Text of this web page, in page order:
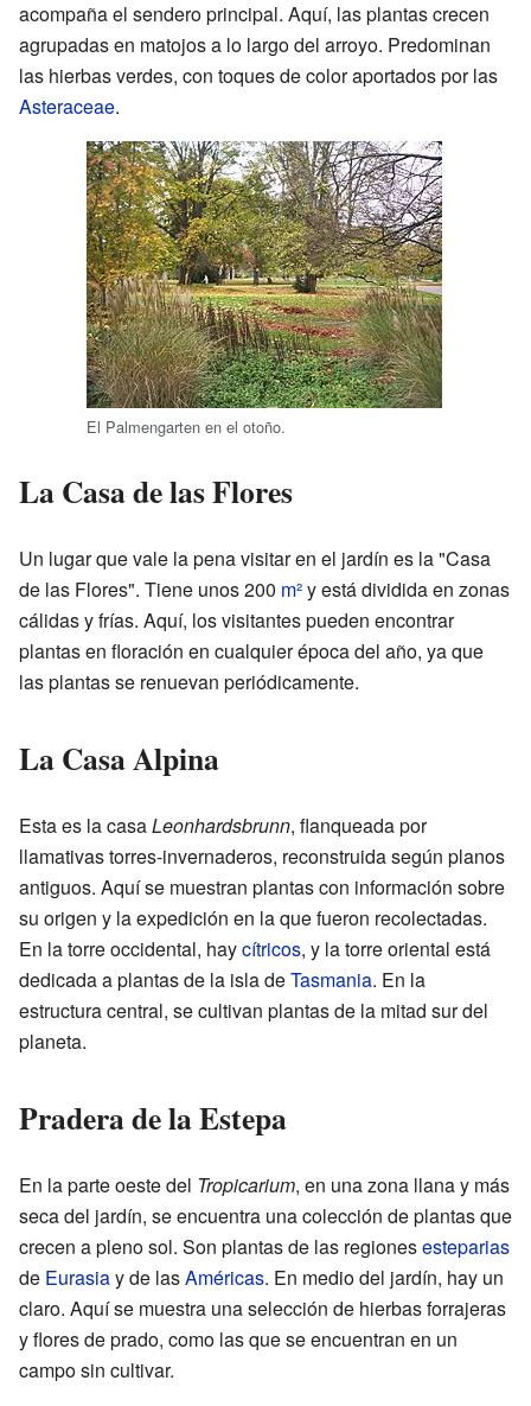
acompaña el sendero principal. Aquí, las plantas crecen
agrupadas en matojos a lo largo del arroyo. Predominan
las hierbas verdes, con toques de color aportados por las
Asteraceae.
El Palmengarten en el otoño.
La Casa de las Flores
Un lugar que vale la pena visitar en el jardín es la "Casa
de las Flores". Tiene unos 200 m²y está dividida en zonas
cálidas y frías. Aquí, los visitantes pueden encontrar
plantas en floración en cualquier época del año, ya que
las plantas se renuevan periódicamente.
La Casa Alpina
Esta es la casaLeonhardsbrunn, flanqueada por
llamativas torres-invernaderos, reconstruida según planos
antiguos. Aquí se muestran plantas con información sobre
su origen y la expedición en la que fueron recolectadas.
En la torre occidental, haycítricos, y la torre oriental está
dedicada a plantas de la isla deTasmania. En la
estructura central, se cultivan plantas de la mitad sur del
planeta.
Pradera de la Estepa
En la parte oeste del Tropicarium, en una zona llana y más
seca del jardín, se encuentra una colección de plantas que
crecen a pleno sol. Son plantas de las regionesesteparias
de Eurasiay de lasAméricas. En medio del jardín, hay un
claro. Aquí se muestra una selección de hierbas forrajeras
y flores de prado, como las que se encuentran en un
campo sin cultivar.